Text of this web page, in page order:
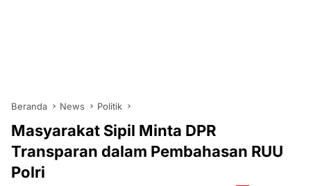
Beranda News Politik
Masyarakat Sipil Minta DPR
Transparan dalam Pembahasan RUU
Polri